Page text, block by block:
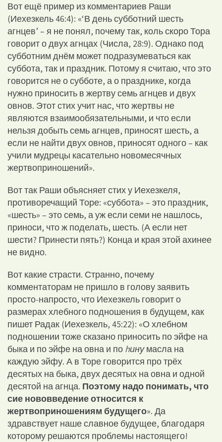
Вот ещё пример из комментариев Раши
(Иехезкель 46:4): «‘В день субботний шесть
агнцев’ – я не понял, почему так, коль скоро Тора
говорит о двух агнцах (Числа, 28:9). Однако под
субботним днём может подразумеваться как
суббота, так и праздник. Потому я считаю, что это
говорится не о субботе, а о празднике, когда
нужно приносить в жертву семь агнцев и двух
овнов. Этот стих учит нас, что жертвы не
являются взаимообязательными, и что если
нельзя добыть семь агнцев, приносят шесть, а
если не найти двух овнов, приносят одного – как
учили мудрецы касательно новомесячных
жертвоприношений».
Вот так Раши объясняет стих у Иехезкеля,
противоречащий Торе: «суббота» – это праздник,
«шесть» – это семь, а уж если семи не нашлось,
приноси, что ж поделать, шесть. (А если нет
шести? Принести пять?) Конца и края этой ахинее
не видно.
Вот какие страсти. Странно, почему
комментаторам не пришло в голову заявить
просто-напросто, что Иехезкель говорит о
размерах хлебного подношения в будущем, как
пишет Радак (Иехезкель, 45:22): «О хлебном
подношении тоже сказано приносить по эйфе на
быка и по эйфе на овна и по hинумасла на
каждую эйфу. А в Торе говорится про трёх
десятых на быка, двух десятых на овна и одной
десятой на агнца. Поэтому надо понимать, что
сие нововведение относится к
жертвоприношениям будущего». Да
здравствует наше славное будущее, благодаря
которому решаются проблемы настоящего!